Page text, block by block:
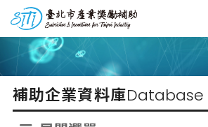
到
內
台北市產業獎勵補助
補助企業資料庫Database